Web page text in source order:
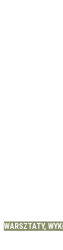
WARSZTATY,